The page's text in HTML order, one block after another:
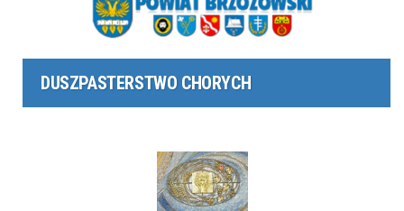
DUSZPASTERSTWO CHORYCH